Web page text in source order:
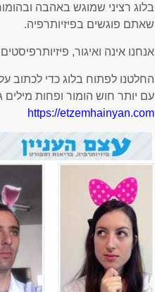
בלוג רציני שמוגש באהבה
שאתם פוגשים בפיזיותרפיה.
אנחנו אינה ואיגור,
החלטנו לפתוח בלוג כדי לכתוב
עם יותר חוש הומור ופחות מילים
https://etzemhainyan.com